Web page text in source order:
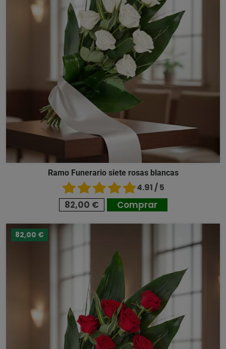
Ramo Funerario siete rosas blancas
4.91 / 5
82,00 € Comprar
82,00 €